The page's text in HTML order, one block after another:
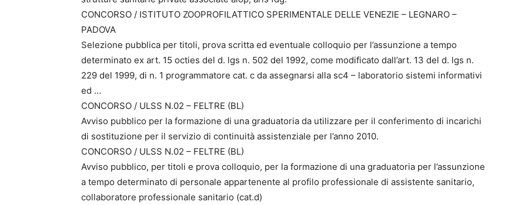
CONCORSO / ISTITUTO ZOOPROFILATTICO SPERIMENTALE DELLE VENEZIE – LEGNARO –
PADOVA
Selezione pubblica per titoli, prova scritta ed eventuale colloquio per l’assunzione a tempo
determinato ex art. 15 octies del d. lgs n. 502 del 1992, come modificato dall’art. 13 del d. lgs n.
229 del 1999, di n. 1 programmatore cat. c da assegnarsi alla sc4 – laboratorio sistemi informativi
ed …
CONCORSO / ULSS N.02 – FELTRE (BL)
Avviso pubblico per la formazione di una graduatoria da utilizzare per il conferimento di incarichi
di sostituzione per il servizio di continuità assistenziale per l’anno 2010.
CONCORSO / ULSS N.02 – FELTRE (BL)
Avviso pubblico, per titoli e prova colloquio, per la formazione di una graduatoria per l’assunzione
a tempo determinato di personale appartenente al profilo professionale di assistente sanitario,
collaboratore professionale sanitario (cat.d)